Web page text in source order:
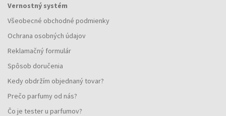
Vernostný systém
Všeobecné obchodné podmienky
Ochrana osobných údajov
Reklamačný formulár
Spôsob doručenia
Kedy obdržím objednaný tovar?
Prečo parfumy od nás?
Čo je tester u parfumov?